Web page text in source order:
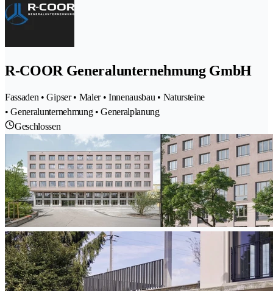
R-COOR Generalunternehmung GmbH
Fassaden • Gipser • Maler • Innenausbau • Natursteine
• Generalunternehmung • Generalplanung
Geschlossen